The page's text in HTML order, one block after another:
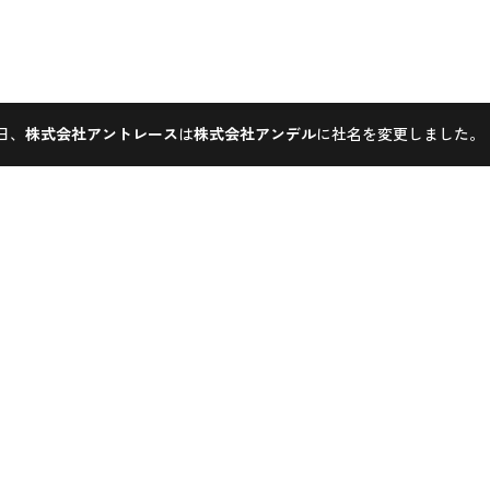
株式会社アントレースは株式会社アンデルに社名を変更しました。